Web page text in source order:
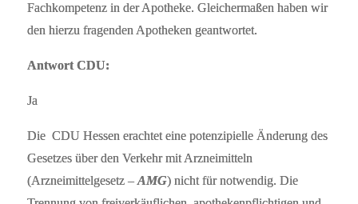
Fachkompetenz in der Apotheke. Gleichermaßen haben wir
den hierzu fragenden Apotheken geantwortet.
Antwort CDU:
Ja
Die CDU Hessen erachtet eine potenzipielle Änderung des
Gesetzes über den Verkehr mit Arzneimitteln
(Arzneimittelgesetz – AMG) nicht für notwendig. Die